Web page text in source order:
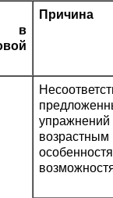
в
Причина
упражнений
возрастным